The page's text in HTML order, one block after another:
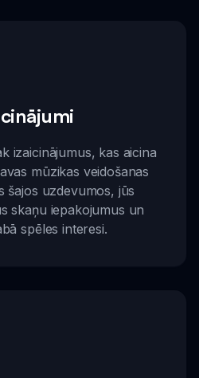
izaicinājumus, kas aicina
mūzikas veidošanas
šajos uzdevumos, jūs
skaņu iepakojumus un
spēles interesi.